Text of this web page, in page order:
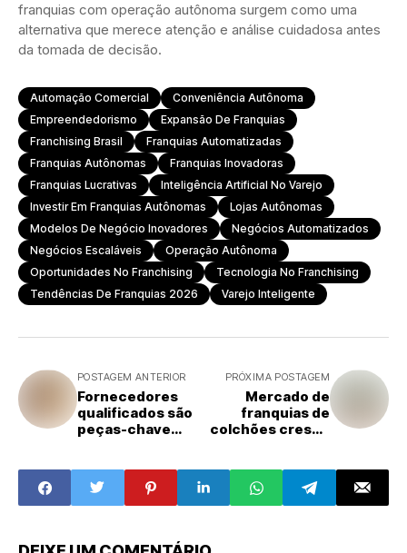
franquias com operação autônoma surgem como uma
alternativa que merece atenção e análise cuidadosa antes
da tomada de decisão.
Automação Comercial
Conveniência Autônoma
Empreendedorismo
Expansão De Franquias
Franchising Brasil
Franquias Automatizadas
Franquias Autônomas
Franquias Inovadoras
Franquias Lucrativas
Inteligência Artificial No Varejo
Investir Em Franquias Autônomas
Lojas Autônomas
Modelos De Negócio Inovadores
Negócios Automatizados
Negócios Escaláveis
Operação Autônoma
Oportunidades No Franchising
Tecnologia No Franchising
Tendências De Franquias 2026
Varejo Inteligente
POSTAGEM ANTERIOR
Fornecedores
qualificados são
peças-chave
PRÓXIMA POSTAGEM
Mercado de
franquias de
colchões cresce
bem-estar e
qualidade de vida